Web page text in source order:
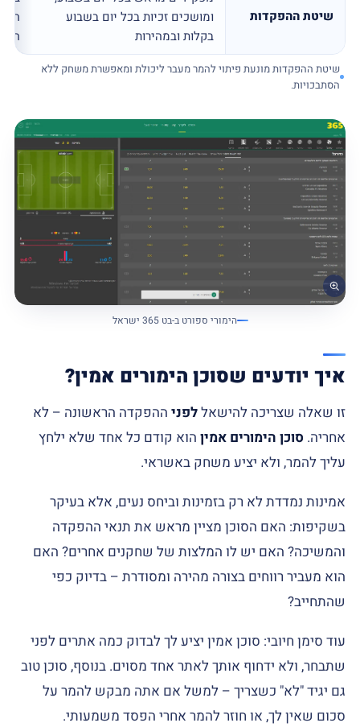
שיטת ההפקדות
ומושכים זכיות בכל יום בשבוע
בקלות ובמהירות
שיטת ההפקדות מונעת פיתוי להמר מעבר ליכולת ומאפשרת משחק ללא
הסתבכויות.
הימורי ספורט ב-בט 365 ישראל
איך יודעים שסוכן הימורים אמין?
זו שאלה שצריכה להישאללפני ההפקדה הראשונה – לא
אחריה. סוכן הימורים אמין הוא קודם כל אחד שלא ילחץ
עליך להמר, ולא יציע משחק באשראי.
אמינות נמדדת לא רק בזמינות וביחס נעים, אלא בעיקר
בשקיפות: האם הסוכן מציין מראש את תנאי ההפקדה
והמשיכה? האם יש לו המלצות של שחקנים אחרים? האם
הוא מעביר רווחים בצורה מהירה ומסודרת – בדיוק כפי
שהתחייב?
עוד סימן חיובי: סוכן אמין יציע לך לבדוק כמה אתרים לפני
שתבחר, ולא ידחוף אותך לאתר אחד מסוים. בנוסף, סוכן טוב
גם יגיד "לא" כשצריך – למשל אם אתה מבקש להמר על
סכום שאין לך, או חוזר להמר אחרי הפסד משמעותי.